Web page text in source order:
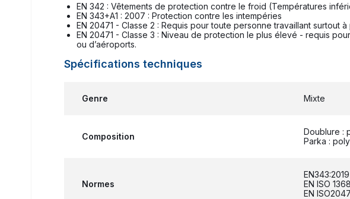
EN 342 : Vêtements de protection contre le froid (Températures
EN 343+A1 : 2007 : Protection contre les intempéries
EN 20471 - Classe 2 : Requis pour toute personne travaillant
EN 20471 - Classe 3 : Niveau de protection le plus élevé - requis
ou d’aéroports.
Spécifications techniques
Genre Mixte
Composition
Doublure :
Parka :
Normes
EN ISO
EN